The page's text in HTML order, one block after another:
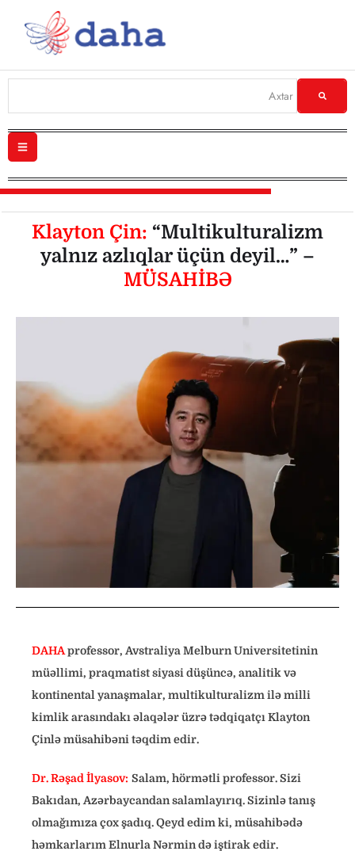
Klayton Çin: “Multikulturalizm
yalnız azlıqlar üçün deyil…” –
MÜSAHİBƏ
DAHAprofessor, Avstraliya Melburn Universitetinin
müəllimi, praqmatist siyasi düşüncə, analitik və
kontinental yanaşmalar, multikulturalizm ilə milli
kimlik arasındakı əlaqələr üzrə tədqiqatçı Klayton
Çinləmüsahibəni təqdim edir.
Dr. Rəşad İlyasov: Salam, hörmətli professor. Sizi
Bakıdan, Azərbaycandan salamlayırıq. Sizinlə tanış
olmağımıza çox şadıq. Qeyd edim ki, müsahibədə
həmkarlarım Elnurla Nərmin də iştirak edir.